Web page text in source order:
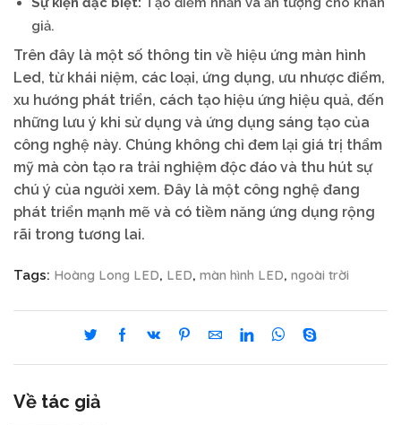
giả.
Trên đây là một số thông tin về hiệu ứng màn hình
Led, từ khái niệm, các loại, ứng dụng, ưu nhược điểm,
xu hướng phát triển, cách tạo hiệu ứng hiệu quả, đến
những lưu ý khi sử dụng và ứng dụng sáng tạo của
công nghệ này. Chúng không chỉ đem lại giá trị thẩm
mỹ mà còn tạo ra trải nghiệm độc đáo và thu hút sự
chú ý của người xem. Đây là một công nghệ đang
phát triển mạnh mẽ và có tiềm năng ứng dụng rộng
rãi trong tương lai.
Tags: Hoàng Long LED, LED, màn hình LED, ngoài trời
Về tác giả